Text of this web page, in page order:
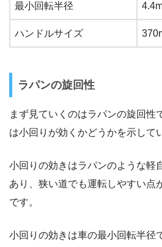
最小回転半径
ハンドルサイズ
ラパンの旋回性
まず見ていくのはラパンの旋回性
は小回りが効くかどうかを示して
小回りの効きはラパンのような軽
あり、狭い道でも運転しやすい点
です。
小回りの効きは車の最小回転半径